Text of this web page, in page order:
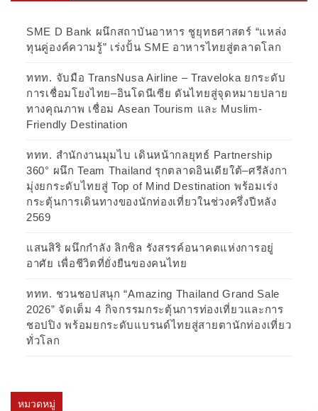
SME D Bank ผนึกสถาบันอาหาร ชูยุทธศาสตร์ “แหล่ง
ทุนคู่องค์ความรู้” เร่งปั้น SME อาหารไทยสู่ตลาดโลก
ททท. จับมือ TransNusa Airline – Traveloka ยกระดับ
การเชื่อมโยงไทย–อินโดนีเซีย ดันไทยสู่จุดหมายปลาย
ทางคุณภาพ เชื่อม Asean Tourism และ Muslim-
Friendly Destination
ททท. สำนักงานมุมไบ เดินหน้ากลยุทธ์ Partnership
360° ผนึก Team Thailand รุกตลาดอินเดียใต้–ศรีลังกา
มุ่งยกระดับไทยสู่ Top of Mind Destination พร้อมเร่ง
กระตุ้นการเดินทางของนักท่องเที่ยวในช่วงครึ่งปีหลัง
2569
แสนสิริ ผนึกกำลัง ลิกซิล รังสรรค์อนาคตแห่งการอยู่
อาศัย เพื่อชีวิตที่ยั่งยืนของคนไทย
ททท. ชวนชอปสนุก “Amazing Thailand Grand Sale
2026” จัดเต็ม 4 กิจกรรมกระตุ้นการท่องเที่ยวและการ
ชอปปิง พร้อมยกระดับแบรนด์ไทยสู่สายตานักท่องเที่ยว
ทั่วโลก
หมวดหมู่